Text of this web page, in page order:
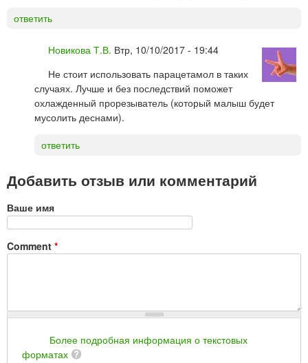
ответить
Новикова Т.В. Втр, 10/10/2017 - 19:44
Не стоит использовать парацетамол в таких
случаях. Лучше и без последствий поможет
охлажденный прорезыватель (который малыш будет
мусолить деснами).
ответить
Добавить отзыв или комментарий
Ваше имя
Comment *
Более подробная информация о текстовых
форматах